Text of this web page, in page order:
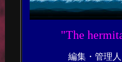
"The
編集・管理